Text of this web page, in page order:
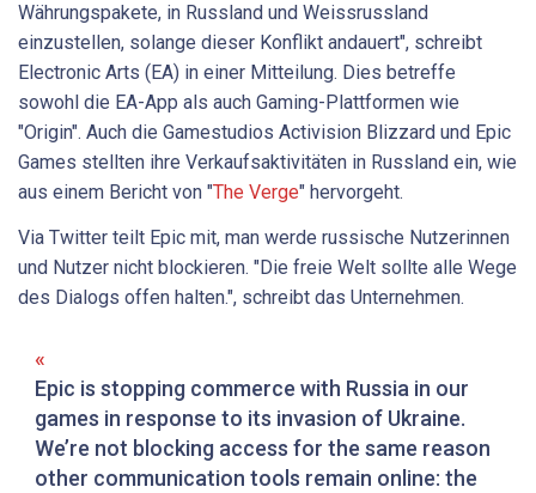
Währungspakete, in Russland und Weissrussland
einzustellen, solange dieser Konflikt andauert", schreibt
Electronic Arts (EA) in einer Mitteilung. Dies betreffe
sowohl die EA-App als auch Gaming-Plattformen wie
"Origin". Auch die Gamestudios Activision Blizzard und Epic
Games stellten ihre Verkaufsaktivitäten in Russland ein, wie
aus einem Bericht von "The Verge" hervorgeht.
Via Twitter teilt Epic mit, man werde russische Nutzerinnen
und Nutzer nicht blockieren. "Die freie Welt sollte alle Wege
des Dialogs offen halten.", schreibt das Unternehmen.
Epic is stopping commerce with Russia in our
games in response to its invasion of Ukraine.
We’re not blocking access for the same reason
other communication tools remain online: the